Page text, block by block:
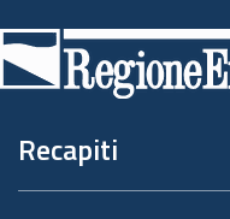
di
pagina
Recapiti